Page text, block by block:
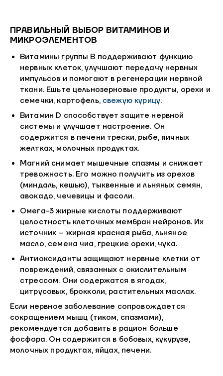
ПРАВИЛЬНЫЙ ВЫБОР ВИТАМИНОВ И
МИКРОЭЛЕМЕНТОВ
Витамины группы B поддерживают функцию
нервных клеток, улучшают передачу нервных
импульсов и помогают в регенерации нервной
ткани. Ешьте цельнозерновые продукты, орехи и
семечки, картофель, свежую курицу.
Витамин D способствует защите нервной
системы и улучшает настроение. Он
содержится в печени трески, рыбе, яичных
желтках, молочных продуктах.
Магний снимает мышечные спазмы и снижает
тревожность. Его можно получить из орехов
(миндаль, кешью), тыквенные и льняных семян,
авокадо, чечевицы и фасоли.
Омега-3 жирные кислоты поддерживают
целостность клеточных мембран нейронов. Их
источник – жирная красная рыба, льняное
масло, семена чиа, грецкие орехи, чука.
Антиоксиданты защищают нервные клетки от
повреждений, связанных с окислительным
стрессом. Они содержатся в ягодах,
цитрусовых, брокколи, растительных маслах.
Если нервное заболевание сопровождается
сокращением мышц (тиком, спазмами),
рекомендуется добавить в рацион больше
фосфора. Он содержится в бобовых, кукурузе,
молочных продуктах, яйцах, печени.